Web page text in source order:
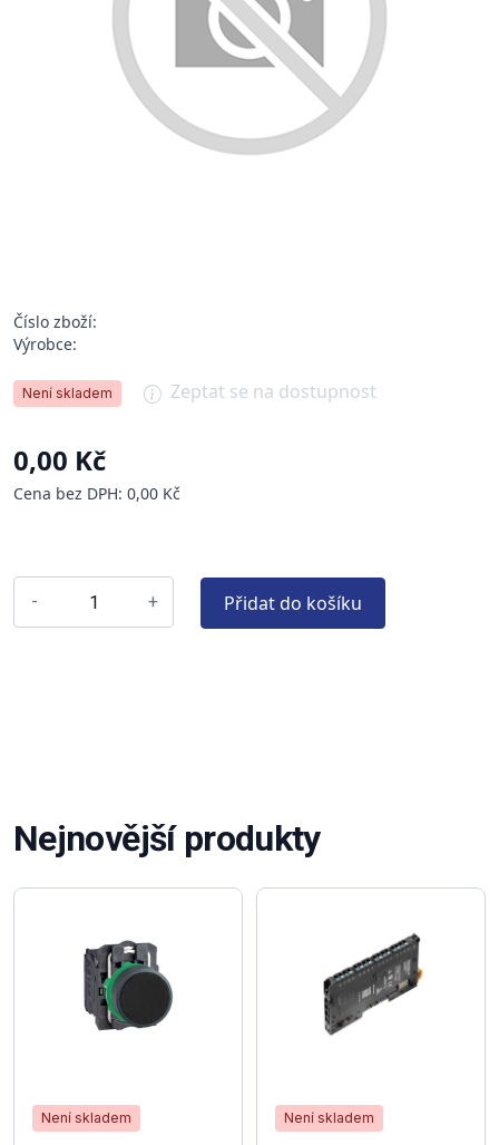
Číslo zboží:
Výrobce:
Není skladem Zeptat se na dostupnost
0,00 Kč
Cena bez DPH: 0,00 Kč
- + Přidat do košíku
Nejnovější produkty
Není skladem Není skladem